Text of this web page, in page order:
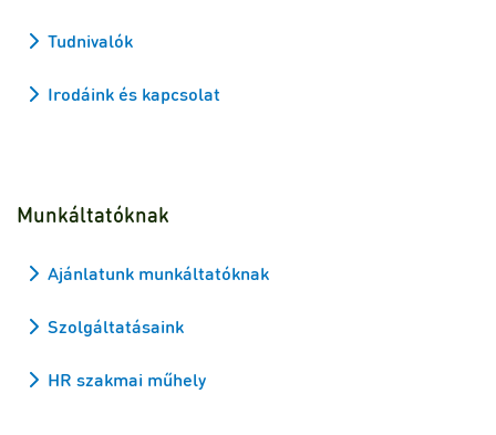
Tudnivalók
Irodáink és kapcsolat
Munkáltatóknak
Ajánlatunk munkáltatóknak
Szolgáltatásaink
HR szakmai műhely